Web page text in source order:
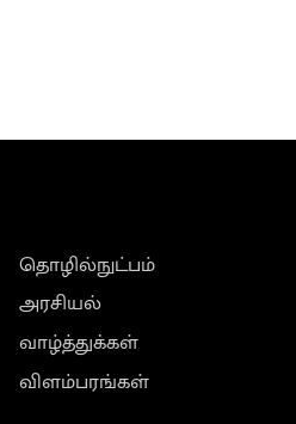
தொழில்நுட்பம்
அரசியல்
வாழ்த்துக்கள்
விளம்பரங்கள்